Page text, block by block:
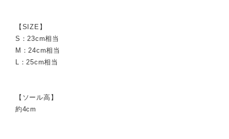
【SIZE】
S：23cm相当
M：24cm相当
L：25cm相当
【ソール高】
約4cm